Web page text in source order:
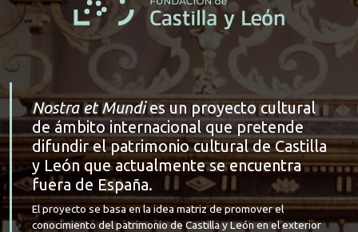
Nostra et Mundies un proyecto cultural
de ámbito internacional que pretende
difundir el patrimonio cultural de Castilla
y León que actualmente se encuentra
fuera de España.
El proyecto se basa en la idea matriz de promover el
conocimiento del patrimonio de Castilla y León en el exterior